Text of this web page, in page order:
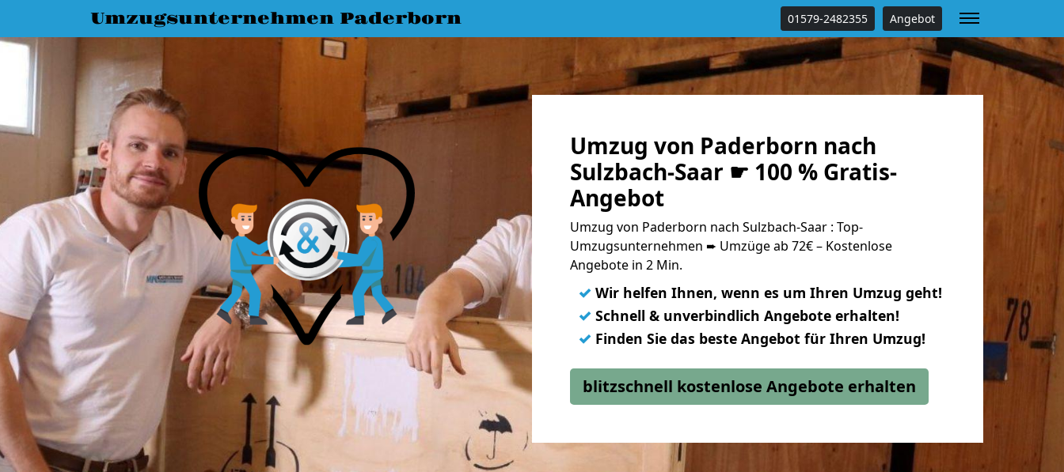
Umzugsunternehmen Paderborn 01579-2482355 Angebot
Umzug von Paderborn nach
Sulzbach-Saar ☛ 100 % Gratis-
Angebot
Umzug von Paderborn nach Sulzbach-Saar : Top-
Umzugsunternehmen ➨ Umzüge ab 72€ – Kostenlose
Angebote in 2 Min.
✓ Wir helfen Ihnen, wenn es um Ihren Umzug geht!
✓ Schnell & unverbindlich Angebote erhalten!
✓ Finden Sie das beste Angebot für Ihren Umzug!
blitzschnell kostenlose Angebote erhalten